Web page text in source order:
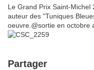
Le Grand Prix Saint-Michel
auteur des "Tuniques
oeuvre.@sortie en
Partager